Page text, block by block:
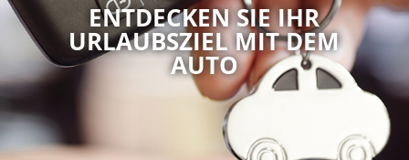
ENTDECKEN SIE IHR
URLAUBSZIEL MIT DEM
AUTO